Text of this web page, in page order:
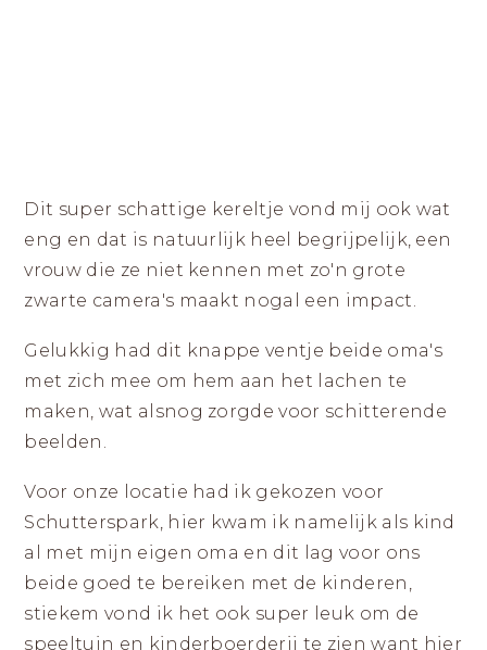
Dit super schattige kereltje vond mij ook wat
eng en dat is natuurlijk heel begrijpelijk, een
vrouw die ze niet kennen met zo'n grote
zwarte camera's maakt nogal een impact.
Gelukkig had dit knappe ventje beide oma's
met zich mee om hem aan het lachen te
maken, wat alsnog zorgde voor schitterende
beelden.
Voor onze locatie had ik gekozen voor
Schutterspark, hier kwam ik namelijk als kind
al met mijn eigen oma en dit lag voor ons
beide goed te bereiken met de kinderen,
stiekem vond ik het ook super leuk om de
speeltuin en kinderboerderij te zien want hier